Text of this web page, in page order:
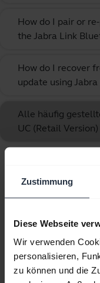
Zustimmung
Diese Webseite
Wir verwenden
personalisieren,
zu können und die
How do I pair or
the Jabra Link
How do I recover
update using
Alle häufig
UC (Retail